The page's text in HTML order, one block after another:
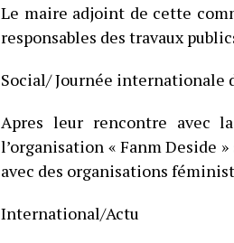
Le maire adjoint de cette
responsables des travaux
Social/ Journée internationale
Apres leur rencontre avec
l’organisation « Fanm Deside
avec des organisations
International/Actu